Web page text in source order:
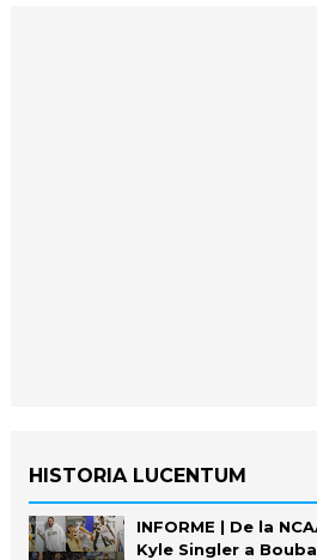
HISTORIA LUCENTUM
INFORME | De la
Kyle Singler a